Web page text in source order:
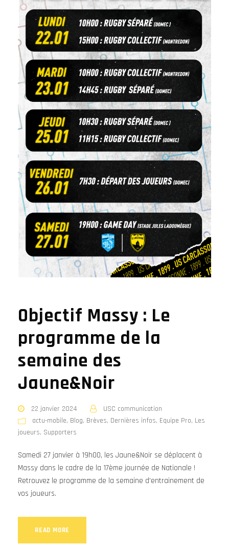
Objectif Massy : Le
programme de la
semaine des
Jaune&Noir
22 janvier 2024
USC communication
actu-mobile, Blog, Brèves, Dernières infos, Equipe Pro, Les
joueurs, Supporters
Samedi 27 janvier à 19h00, les Jaune&Noir se déplacent à
Massy dans le cadre de la 17ème journée de Nationale !
Retrouvez le programme de la semaine d'entrainement de
vos joueurs.
READ MORE